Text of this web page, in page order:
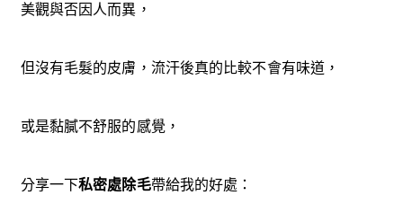
美觀與否因人而異，
但沒有毛髮的皮膚，流汗後真的比較不會有味道，
或是黏膩不舒服的感覺，
分享一下私密處除毛帶給我的好處：